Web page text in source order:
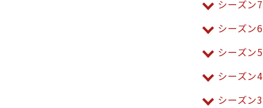
シーズン7
シーズン6
シーズン5
シーズン4
シーズン3